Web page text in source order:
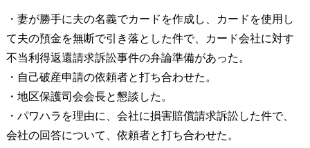
・妻が勝手に夫の名義でカードを作成し、カードを使用し
て夫の預金を無断で引き落とした件で、カード会社に対す
不当利得返還請求訴訟事件の弁論準備があった。
・自己破産申請の依頼者と打ち合わせた。
・地区保護司会会長と懇談した。
・パワハラを理由に、会社に損害賠償請求訴訟した件で、
会社の回答について、依頼者と打ち合わせた。